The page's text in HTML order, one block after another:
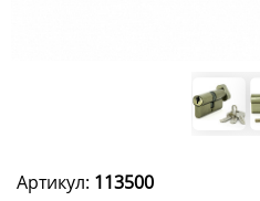
Артикул: 113500